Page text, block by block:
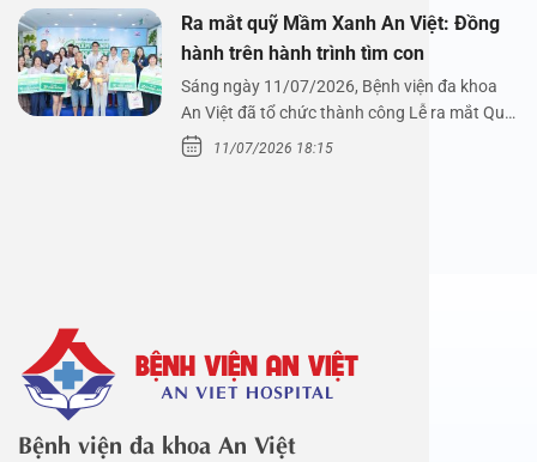
Ra mắt quỹ Mầm Xanh An Việt: Đồng
hành trên hành trình tìm con
Sáng ngày 11/07/2026, Bệnh viện đa khoa
An Việt đã tổ chức thành công Lễ ra mắt Quỹ
Mầm Xanh…
11/07/2026 18:15
Bệnh viện đa khoa An Việt